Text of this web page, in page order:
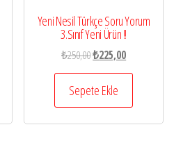
Yeni Nesil Türkçe Soru Yorum
3.Sınıf Yeni Ürün !!
₺250,00Orijinal
fiyat:
₺250,00.
₺225,00Şu
andaki
₺225,00.
Sepete Ekle